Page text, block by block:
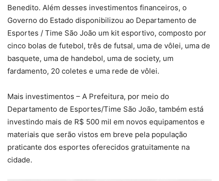
Benedito. Além desses investimentos financeiros, o
Governo do Estado disponibilizou ao Departamento de
Esportes / Time São João um kit esportivo, composto por
cinco bolas de futebol, três de futsal, uma de vôlei, uma de
basquete, uma de handebol, uma de society, um
fardamento, 20 coletes e uma rede de vôlei.
Mais investimentos – A Prefeitura, por meio do
Departamento de Esportes/Time São João, também está
investindo mais de R$ 500 mil em novos equipamentos e
materiais que serão vistos em breve pela população
praticante dos esportes oferecidos gratuitamente na
cidade.